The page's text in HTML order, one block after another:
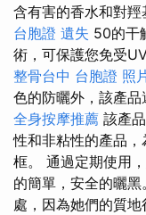
含有害的香水和對
台胞證 遺失 50的干
術，可保護您免受
整骨台中 台胞證 照
色的防曬外，該產品
全身按摩推薦 該產
性和非粘性的產品
框。 通過定期使用
的簡單，安全的曬
處，因為她們的質